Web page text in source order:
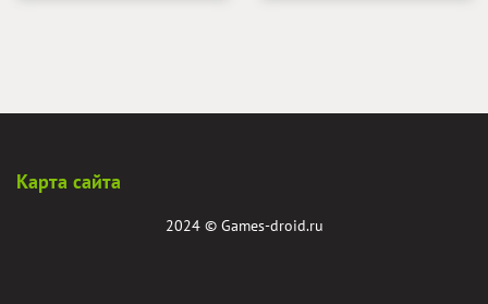
Карта сайта
2024 © Games-droid.ru